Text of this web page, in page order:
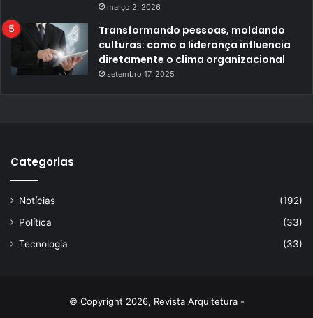
março 2, 2026
Transformando pessoas, moldando
culturas: como a liderança influencia
diretamente o clima organizacional
setembro 17, 2025
Categorias
Notícias
(192)
Política
(33)
Tecnologia
(33)
© Copyright 2026, Revista Arquitetura -